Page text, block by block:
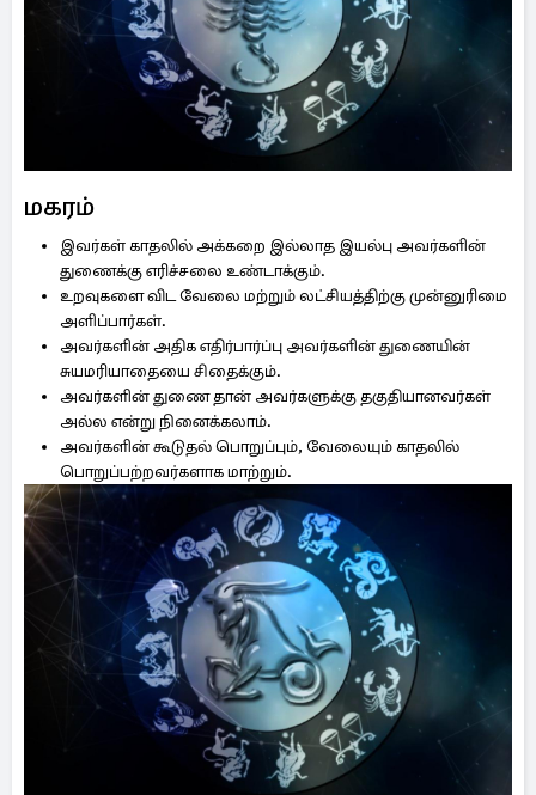
மகரம்
இவர்கள் காதலில் அக்கறை இல்லாத இயல்பு அவர்களின்
துணைக்கு எரிச்சலை உண்டாக்கும்.
உறவுகளை விட வேலை மற்றும் லட்சியத்திற்கு முன்னுரிமை
அளிப்பார்கள்.
அவர்களின் அதிக எதிர்பார்ப்பு அவர்களின் துணையின்
சுயமரியாதையை சிதைக்கும்.
அவர்களின் துணை தான் அவர்களுக்கு தகுதியானவர்கள்
அல்ல என்று நினைக்கலாம்.
அவர்களின் கூடுதல் பொறுப்பும், வேலையும் காதலில்
பொறுப்பற்றவர்களாக மாற்றும்.